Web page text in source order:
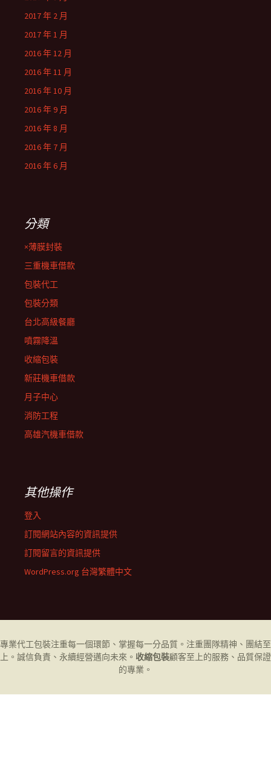
2017 年 2 月
2017 年 1 月
2016 年 12 月
2016 年 11 月
2016 年 10 月
2016 年 9 月
2016 年 8 月
2016 年 7 月
2016 年 6 月
分類
×薄膜封裝
三重機車借款
包裝代工
包裝分類
台北高級餐廳
噴霧降溫
收縮包裝
新莊機車借款
月子中心
消防工程
高雄汽機車借款
其他操作
登入
訂閱網站內容的資訊提供
訂閱留言的資訊提供
WordPress.org 台灣繁體中文
專業代工包裝注重每一個環節、掌握每一分品質。注重團隊精神、團結至
上。誠信負責、永續經營邁向未來。 收縮包裝顧客至上的服務、品質保證
的專業。